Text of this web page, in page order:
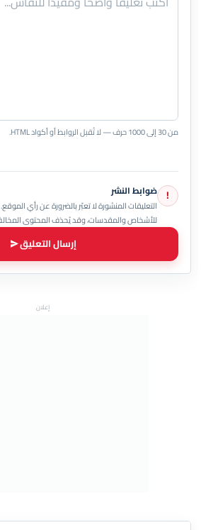
من 30 إلى 1000 حرف — لا تُقبل الروابط أو أكواد HTML.
! ضوابط النشر
التعليقات المنشورة لا تعبّر بالضرورة عن رأي
للأشخاص والمقدسات، وقد يُحذف المحتوى
إرسال التعليق
إعلان